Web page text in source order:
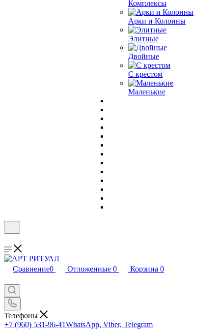
Комплексы
Арки и Колонны
Элитные
Двойные
С крестом
Маленькие
Сравнение0 Отложенные 0 Корзина 0
Телефоны
+7 (960) 531-96-41WhatsApp, Viber, Telegram